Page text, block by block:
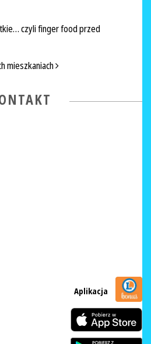
ARTYKUŁACH
czyli finger food przed
mieszkaniach
Aplikacja